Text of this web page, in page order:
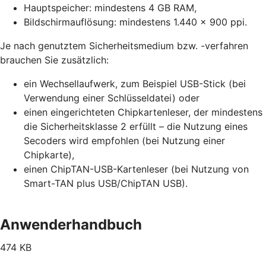
Hauptspeicher: mindestens 4 GB RAM,
Bildschirmauflösung: mindestens 1.440 x 900 ppi.
Je nach genutztem Sicherheitsmedium bzw. -verfahren
brauchen Sie zusätzlich:
ein Wechsellaufwerk, zum Beispiel USB-Stick (bei
Verwendung einer Schlüsseldatei) oder
einen eingerichteten Chipkartenleser, der mindestens
die Sicherheitsklasse 2 erfüllt – die Nutzung eines
Secoders wird empfohlen (bei Nutzung einer
Chipkarte),
einen ChipTAN-USB-Kartenleser (bei Nutzung von
Smart-TAN plus USB/ChipTAN USB).
Anwenderhandbuch
474 KB